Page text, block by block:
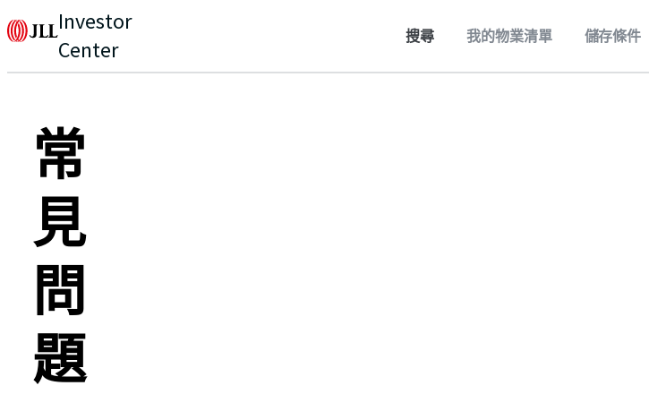
Investor
Center
搜尋 我的物業清單 儲存條件
常
見
問
題